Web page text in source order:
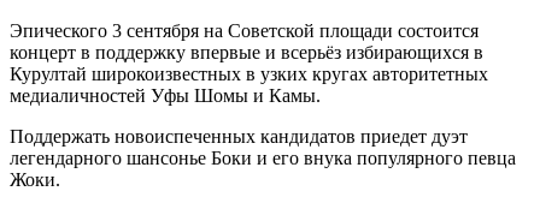
Эпического 3 сентября на Советской площади состоится
концерт в поддержку впервые и всерьёз избирающихся в
Курултай широкоизвестных в узких кругах авторитетных
медиаличностей Уфы Шомы и Камы.
Поддержать новоиспеченных кандидатов приедет дуэт
легендарного шансонье Боки и его внука популярного певца
Жоки.